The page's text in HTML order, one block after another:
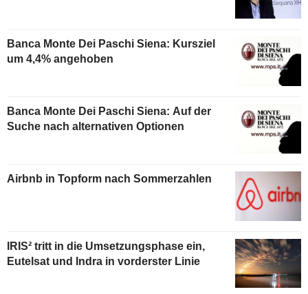
Banca Monte Dei Paschi Siena: Kursziel
um 4,4% angehoben
Banca Monte Dei Paschi Siena: Auf der
Suche nach alternativen Optionen
Airbnb in Topform nach Sommerzahlen
IRIS² tritt in die Umsetzungsphase ein,
Eutelsat und Indra in vorderster Linie